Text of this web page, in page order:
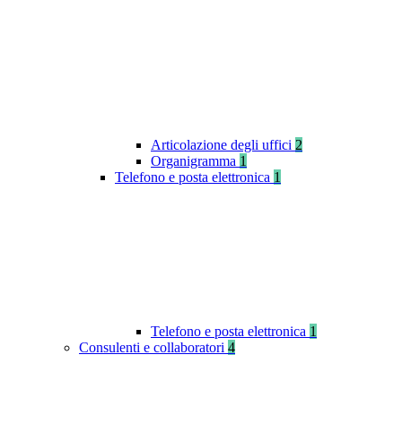
Articolazione degli uffici 2
Organigramma 1
Telefono e posta elettronica 1
Telefono e posta elettronica 1
Consulenti e collaboratori 4